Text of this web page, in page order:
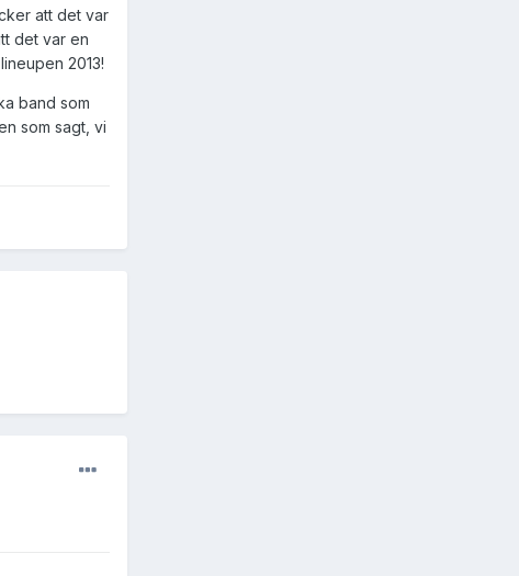
att det var
det var en
2013!
band som
som sagt, vi